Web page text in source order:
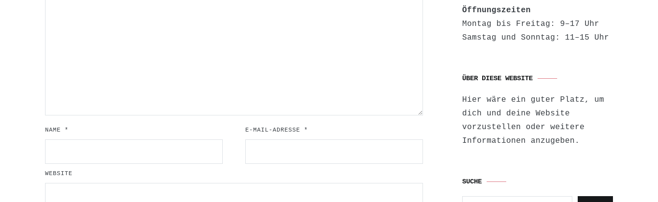
NAME * E-MAIL-ADRESSE *
WEBSITE
Öffnungszeiten
Montag bis Freitag: 9–17 Uhr
Samstag und Sonntag: 11–15 Uhr
ÜBER DIESE WEBSITE
Hier wäre ein guter Platz, um
dich und deine Website
vorzustellen oder weitere
Informationen anzugeben.
SUCHE